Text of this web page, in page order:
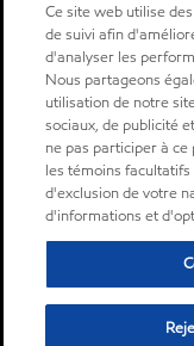
Ce site web utilise
de suivi afin
d'analyser les
Nous partageons
utilisation de notre
sociaux, de publicité
ne pas participer à
les témoins
d'exclusion de votre
d'informations et